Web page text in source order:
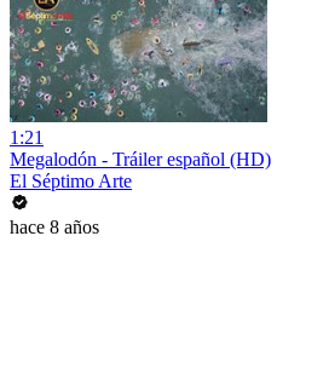
1:21
Megalodón - Tráiler español (HD)
El Séptimo Arte
hace 8 años